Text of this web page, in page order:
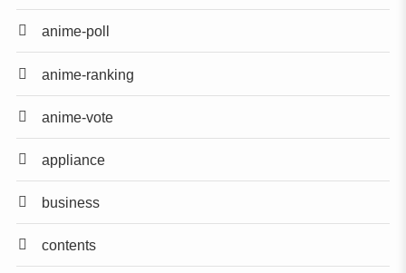
anime-poll
anime-ranking
anime-vote
appliance
business
contents